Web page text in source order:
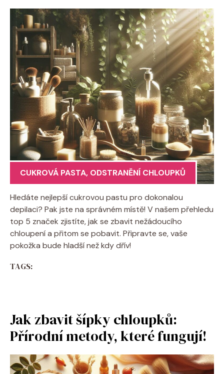
CUKROVÁ PASTA, ODSTRANĚNÍ CHLOUPKŮ
Hledáte nejlepší cukrovou pastu pro dokonalou
depilaci? Pak jste na správném místě! V našem přehledu
top 5 značek zjistíte, jak se zbavit nežádoucího
chloupení a přitom se pobavit. Připravte se, vaše
pokožka bude hladší než kdy dřív!
TAGS:
Jak zbavit šípky chloupků:
Přírodní metody, které fungují!